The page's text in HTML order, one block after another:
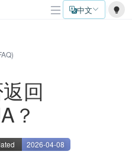
中文
回
？
2026-04-08